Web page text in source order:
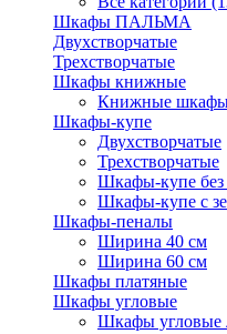
Шкафы ПАЛЬМА
Двухстворчатые
Трехстворчатые
Шкафы книжные
Книжные шкафы
Шкафы-купе
Двухстворчатые
Трехстворчатые
Шкафы-купе без
Шкафы-купе с
Шкафы-пеналы
Ширина 40 см
Ширина 60 см
Шкафы платяные
Шкафы угловые
Шкафы угловые